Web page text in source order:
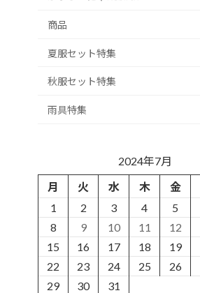
商品
夏服セット特集
秋服セット特集
雨具特集
2024年7月
月
火 水 木 金
1
2 3 4 5
8
9 10 11 12
15
16 17 18 19
22
23 24 25 26
29
30 31